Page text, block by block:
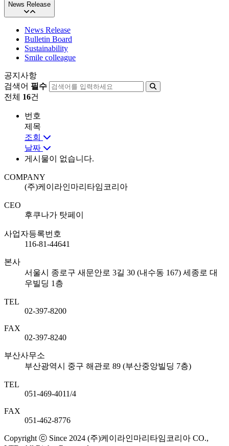
News Release
News Release
Bulletin Board
Sustainability
Smile colleague
공지사항
검색어 필수
전체 16건
번호
제목
조회
날짜
게시물이 없습니다.
COMPANY
(주)케이라인마리타임코리아
CEO
후쿠나가 탓페이
사업자등록번호
116-81-44641
본사
서울시 종로구 새문안로 3길 30 (내수동 167) 세종로 대
우빌딩 1층
TEL
02-397-8200
FAX
02-397-8240
부산사무소
부산광역시 중구 해관로 89 (부산중앙빌딩 7층)
TEL
051-469-4011/4
FAX
051-462-8776
Copyright ⓒ Since 2024 (주)케이라인마리타임코리아 CO.,